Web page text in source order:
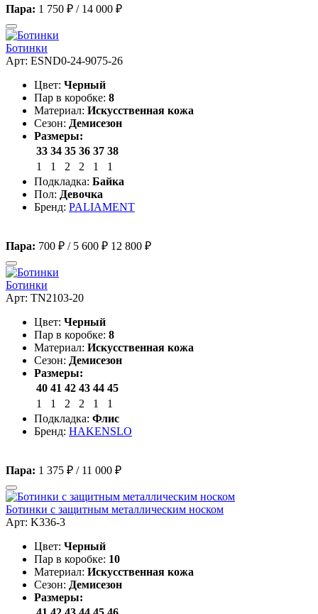
Пара: 1 750 ₽ / 14 000 ₽
Ботинки
Арт: ESND0-24-9075-26
Цвет: Черный
Пар в коробке: 8
Материал: Искусственная кожа
Сезон: Демисезон
Размеры:
33 34 35 36 37 38
1
1 2 2 1
1
Подкладка: Байка
Пол: Девочка
Бренд: PALIAMENT
Пара: 700 ₽ / 5 600 ₽ 12 800 ₽
Ботинки
Арт: TN2103-20
Цвет: Черный
Пар в коробке: 8
Материал: Искусственная кожа
Сезон: Демисезон
Размеры:
40 41 42 43 44 45
1
1 2 2 1
1
Подкладка: Флис
Бренд: HAKENSLO
Пара: 1 375 ₽ / 11 000 ₽
Ботинки с защитным металлическим носком
Арт: K336-3
Цвет: Черный
Пар в коробке: 10
Материал: Искусственная кожа
Сезон: Демисезон
Размеры: